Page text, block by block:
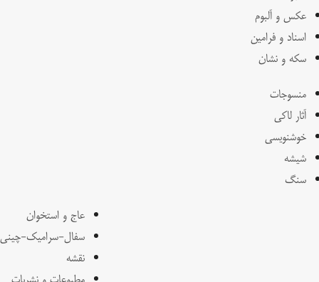
عکس و آلبوم
اسناد و فرامین
سکه و نشان
منسوجات
آثار لاکی
خوشنویسی
شیشه
سنگ
عاج و استخوان
سفال-سرامیک-چینی
نقشه